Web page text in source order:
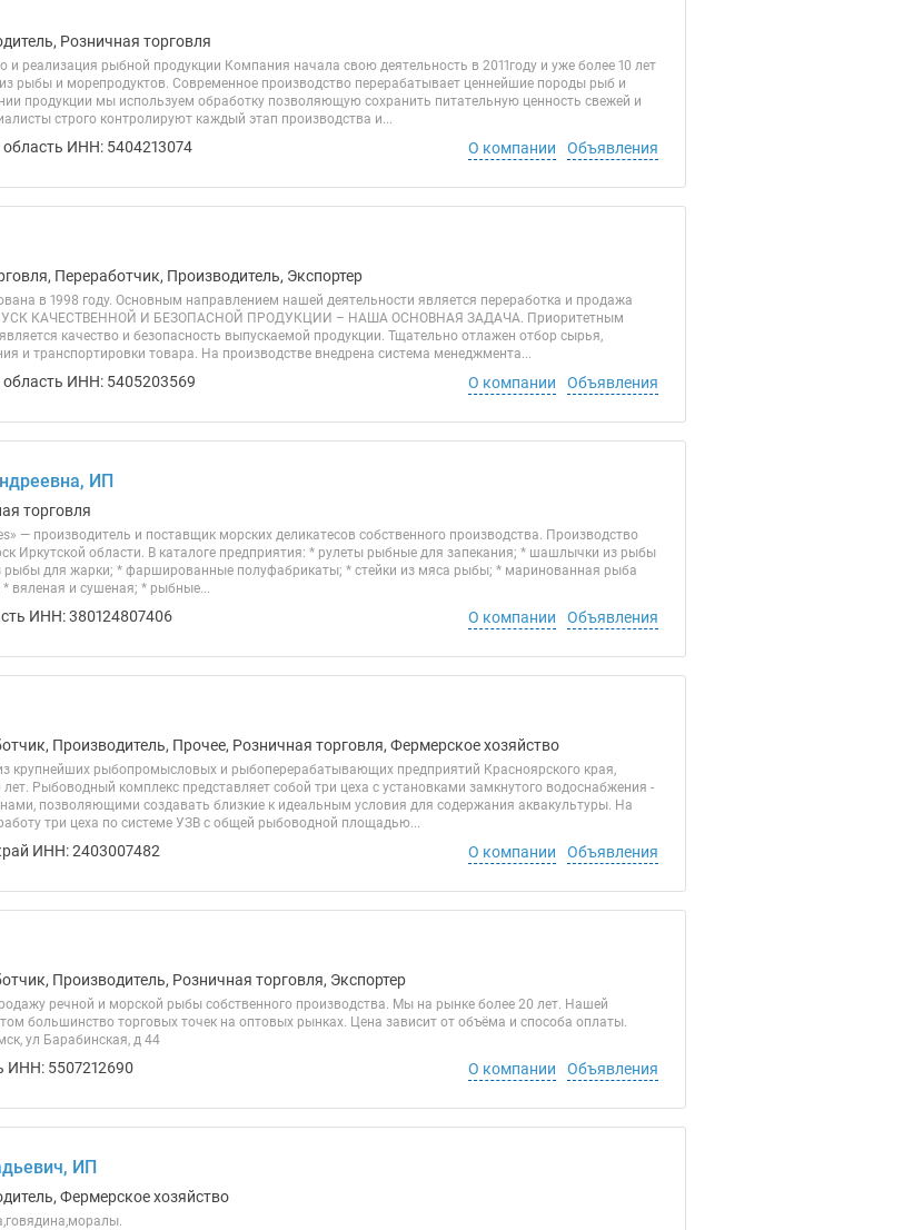
Розничная торговля
реализация рыбной продукции Компания начала свою деятельность в 2011году и уже более 10 лет
рыбы и морепродуктов. Современное производство перерабатывает ценнейшие породы рыб и
продукции мы используем обработку позволяющую сохранить питательную ценность свежей и
строго контролируют каждый этап производства и...
ИНН: 5404213074 О компании Объявления
Переработчик, Производитель, Экспортер
в 1998 году. Основным направлением нашей деятельности является переработка и продажа
КАЧЕСТВЕННОЙ И БЕЗОПАСНОЙ ПРОДУКЦИИ – НАША ОСНОВНАЯ ЗАДАЧА. Приоритетным
качество и безопасность выпускаемой продукции. Тщательно отлажен отбор сырья,
и транспортировки товара. На производстве внедрена система менеджмента...
ИНН: 5405203569 О компании Объявления
ИП
торговля
— производитель и поставщик морских деликатесов собственного производства. Производство
Иркутской области. В каталоге предприятия: * рулеты рыбные для запекания; * шашлычки из рыбы
рыбы для жарки; * фаршированные полуфабрикаты; * стейки из мяса рыбы; * маринованная рыба
вяленая и сушеная; * рыбные...
ИНН: 380124807406 О компании Объявления
Производитель, Прочее, Розничная торговля, Фермерское хозяйство
крупнейших рыбопромысловых и рыбоперерабатывающих предприятий Красноярского края,
Рыбоводный комплекс представляет собой три цеха с установками замкнутого водоснабжения -
позволяющими создавать близкие к идеальным условия для содержания аквакультуры. На
три цеха по системе УЗВ с общей рыбоводной площадью...
ИНН: 2403007482 О компании Объявления
Производитель, Розничная торговля, Экспортер
речной и морской рыбы собственного производства. Мы на рынке более 20 лет. Нашей
большинство торговых точек на оптовых рынках. Цена зависит от объёма и способа оплаты.
ул Барабинская, д 44
ИНН: 5507212690 О компании Объявления
ИП
Фермерское хозяйство